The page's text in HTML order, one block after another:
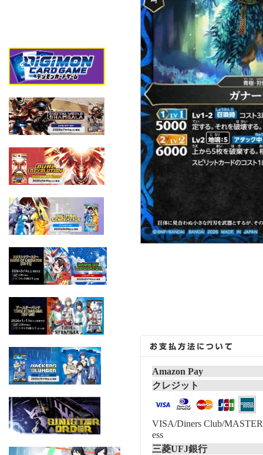
Amazon Pay
クレジット
VISA/Diners Club/
ess
三菱UFJ銀行